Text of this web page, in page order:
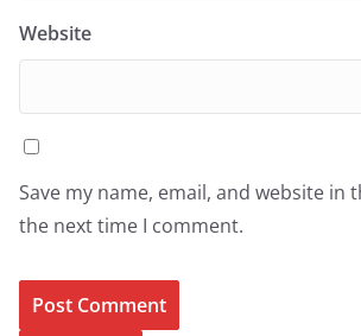
Website
Save my name, email, and website in
the next time I comment.